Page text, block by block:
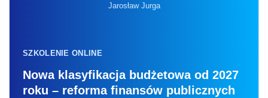
Jarosław Jurga
SZKOLENIE ONLINE
Nowa klasyfikacja budżetowa od 2027
roku – reforma finansów publicznych